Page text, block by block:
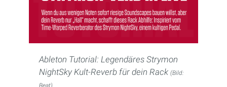
Ableton Tutorial: Legendäres Strymon
NightSky Kult-Reverb für dein Rack (Bild:
Beat)